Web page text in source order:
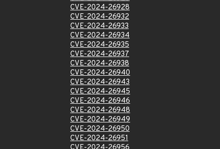
CVE-2024-26928
CVE-2024-26932
CVE-2024-26933
CVE-2024-26934
CVE-2024-26935
CVE-2024-26937
CVE-2024-26938
CVE-2024-26940
CVE-2024-26943
CVE-2024-26945
CVE-2024-26946
CVE-2024-26948
CVE-2024-26949
CVE-2024-26950
CVE-2024-26951